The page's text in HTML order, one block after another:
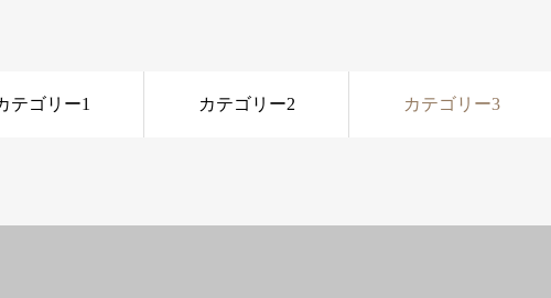
テゴリー1 カテゴリー2 カテゴリー3